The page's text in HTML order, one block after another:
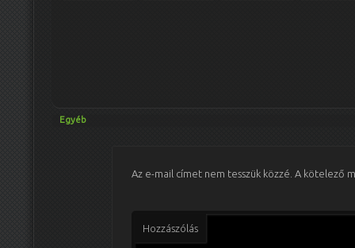
Egyéb
Az e-mail címet nem tesszük közzé. A kötelező
Hozzászólás